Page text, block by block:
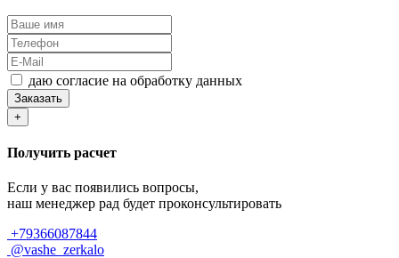
даю согласие на обработку данных
Заказать
+
Получить расчет
Если у вас появились вопросы,
наш менеджер рад будет проконсультировать
+79366087844
@vashe_zerkalo